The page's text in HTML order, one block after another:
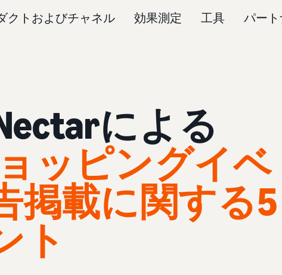
クトおよびチャネル 効果測定 工具 パート
による
ッピングイベ
掲載に関する5
ト